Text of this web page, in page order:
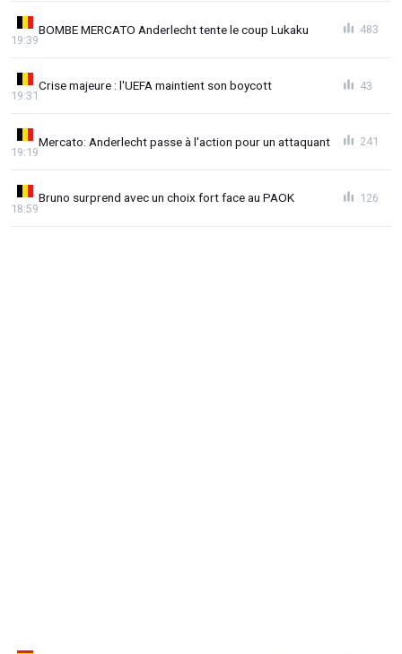
BOMBE MERCATO Anderlecht tente le coup Lukaku
19:39
483
Crise majeure : l'UEFA maintient son boycott
19:31
43
Mercato: Anderlecht passe à l'action pour un attaquant
19:19
241
Bruno surprend avec un choix fort face au PAOK
18:59
126